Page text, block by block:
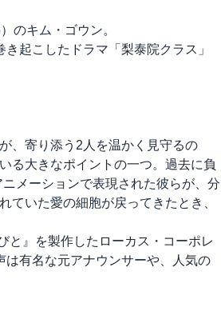
のキム・ゴウン。
起こしたドラマ「梨泰院クラス」
、寄り添う2人を温かく見守るの
る大きなポイントの一つ。過去に負
メーションで表現された彼らが、分
ていた愛の細胞が戻ってきたとき、
と』を製作したローカス・コーポレ
有名な元アナウンサーや、人気の